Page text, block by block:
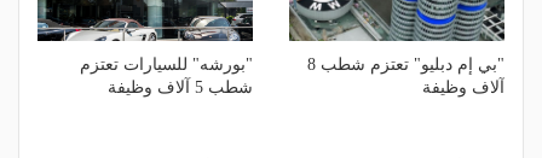
"بي إم دبليو" تعتزم شطب 8
آلاف وظيفة
"بورشه" للسيارات تعتزم
شطب 5 آلاف وظيفة